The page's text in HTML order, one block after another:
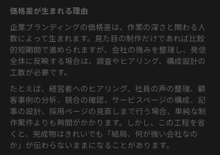
価格差が生まれる理由
企業ブランディングの価格差は、作業の深さと関わる人
数によって生まれます。見た目の制作だけであれば比較
的短期間で進められますが、会社の強みを整理し、発信
全体に反映する場合は、調査やヒアリング、構成設計の
工数が必要です。
たとえば、経営者へのヒアリング、社員の声の整理、顧
客事例の分析、競合の確認、サービスページの構成、記
事の設計、採用ページの見直しまで行う場合、単純な制
作案件よりも時間がかかります。しかし、この工程を省
くと、完成物はきれいでも「結局、何が強い会社なの
か」が伝わらないままになることがあります。